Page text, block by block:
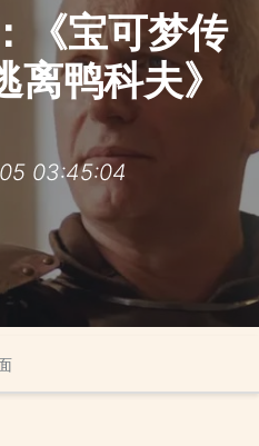
《宝可梦传
离鸭科夫》
03:45:04